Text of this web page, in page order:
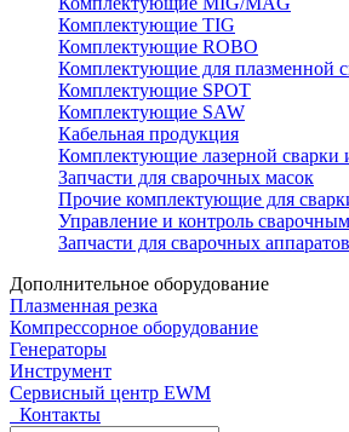
Комплектующие TIG
Комплектующие ROBO
Комплектующие для плазменной
Комплектующие SPOT
Комплектующие SAW
Кабельная продукция
Комплектующие лазерной сварки
Запчасти для сварочных масок
Прочие комплектующие для
Управление и контроль
Запчасти для сварочных аппаратов
Дополнительное оборудование
Плазменная резка
Компрессорное оборудование
Генераторы
Инструмент
Сервисный центр EWM
Контакты